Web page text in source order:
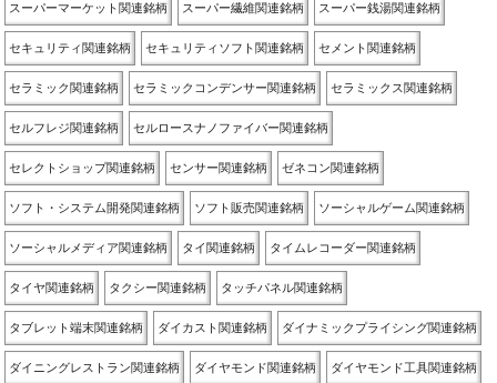
スーパーマーケット関連銘柄 スーパー繊維関連銘柄 スーパー銭湯関連銘柄
セキュリティ関連銘柄 セキュリティソフト関連銘柄 セメント関連銘柄
セラミック関連銘柄 セラミックコンデンサー関連銘柄 セラミックス関連銘柄
セルフレジ関連銘柄 セルロースナノファイバー関連銘柄
セレクトショップ関連銘柄 センサー関連銘柄 ゼネコン関連銘柄
ソフト・システム開発関連銘柄 ソフト販売関連銘柄 ソーシャルゲーム関連銘柄
ソーシャルメディア関連銘柄 タイ関連銘柄 タイムレコーダー関連銘柄
タイヤ関連銘柄 タクシー関連銘柄 タッチパネル関連銘柄
タブレット端末関連銘柄 ダイカスト関連銘柄 ダイナミックプライシング関連銘柄
ダイニングレストラン関連銘柄 ダイヤモンド関連銘柄 ダイヤモンド工具関連銘柄